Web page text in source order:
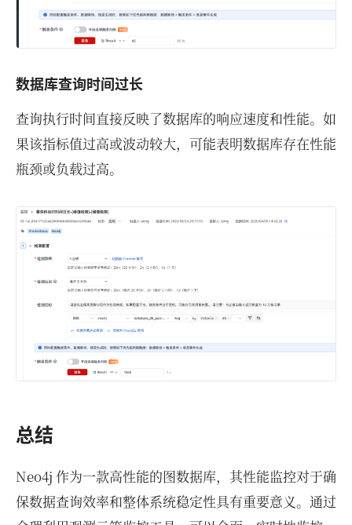
数据库查询时间过长
查询执行时间直接反映了数据库的响应速度和性能。如
果该指标值过高或波动较大，可能表明数据库存在性能
瓶颈或负载过高。
总结
Neo4j 作为一款高性能的图数据库，其性能监控对于确
保数据查询效率和整体系统稳定性具有重要意义。通过